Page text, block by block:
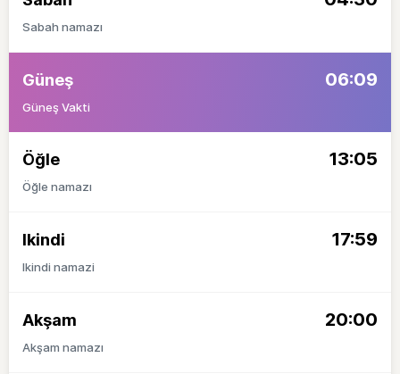
Sabah namazı
Güneş 06:09
Güneş Vakti
Öğle 13:05
Öğle namazı
Ikindi 17:59
Ikindi namazi
Akşam 20:00
Akşam namazı